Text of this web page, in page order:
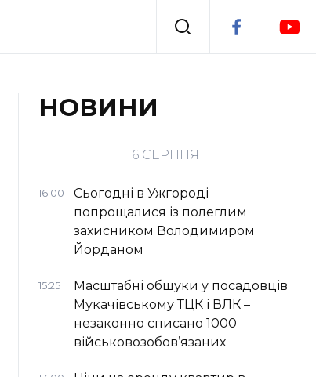
Події
НОВИНИ
6 СЕРПНЯ
16:00
Сьогодні в Ужгороді
попрощалися із полеглим
захисником Володимиром
Йорданом
15:25
Масштабні обшуки у посадовців
Мукачівському ТЦК і ВЛК –
незаконно списано 1000
військовозобов’язаних